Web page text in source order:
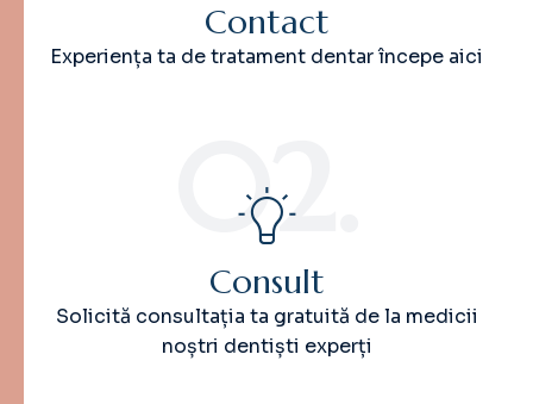
Contact
Experiența ta de tratament dentar începe aici
02.
Consult
Solicită consultația ta gratuită de la medicii
noștri dentiști experți